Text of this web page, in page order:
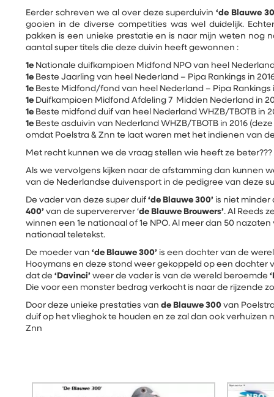
Eerder schreven we al over deze superduivin‘de Blauwe
gooien in de diverse competities was wel duidelijk.
pakken is een unieke prestatie en is naar mijn weten nog
aantal super titels die deze duivin heeft gewonnen :
1e Nationale duifkampioen Midfond NPO van heel Nederland
1e Beste Jaarling van heel Nederland – Pipa Rankings in
1e Beste Midfond/fond van heel Nederland – Pipa Rankings
1e Duifkampioen Midfond Afdeling 7 Midden Nederland in
1e Beste midfond duif van heel Nederland WHZB/TBOTB in
1e Beste asduivin van Nederland WHZB/TBOTB in 2016
omdat Poelstra & Znn te laat waren met het indienen van
Met recht kunnen we de vraag stellen wie heeft ze beter???
Als we vervolgens kijken naar de afstamming dan kunnen
van de Nederlandse duivensport in de pedigree van deze
De vader van deze super duif ‘de Blauwe 300’ is niet
400’ van de supervererver ‘de Blauwe Brouwers’. Al Reeds
winnen een 1e nationaal of 1e NPO. Al meer dan 50
nationaal teletekst.
De moeder van ‘de Blauwe 300’ is een dochter van de
Hooymans en deze stond weer gekoppeld op een dochter
dat de ‘Davinci’ weer de vader is van de wereld beroemde
Die voor een monster bedrag verkocht is naar de rijzende
Door deze unieke prestaties van de Blauwe 300 van
duif op het vlieghok te houden en ze zal dan ook verhuizen
Znn